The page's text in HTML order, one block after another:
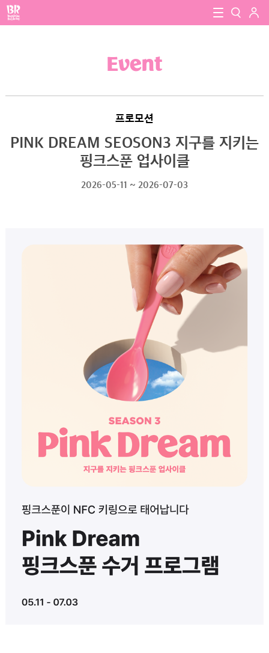
baskin robbins 검색
로그
close
Event
프로모션
PINK DREAM SEOSON3 지구를 지키는
핑크스푼 업사이클
2026-05-11 ~ 2026-07-03